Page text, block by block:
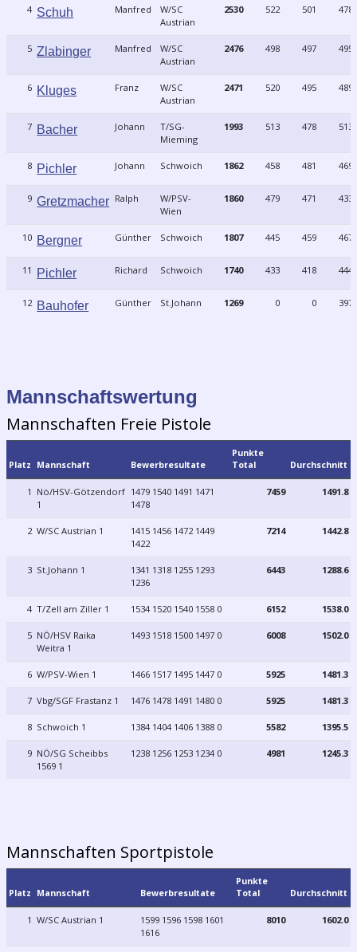
4 Schuh Manfred
W/SC
Austrian
2530 522 501 478
5 Zlabinger Manfred
W/SC
Austrian
2476 498 497 495
6 Kluges Franz
W/SC
Austrian
2471 520 495 489
7 Bacher Johann
T/SG-
Mieming
1993 513 478 513
8 Pichler Johann Schwoich 1862 458 481 469
9 Gretzmacher Ralph
W/PSV-
Wien
1860 479 471 433
10 Bergner Günther Schwoich 1807 445 459 467
11 Pichler Richard Schwoich 1740 433 418 444
12 Bauhofer Günther St.Johann 1269 0 0 397
Mannschaftswertung
Mannschaften Freie Pistole
Platz Mannschaft Bewerbresultate
Punkte
Total
Durchschnitt
1 Nö/HSV-Götzendorf
1
1479 1540 1491 1471
1478
7459 1491.8
2 W/SC Austrian 1
1415 1456 1472 1449
1422
7214 1442.8
3 St.Johann 1
1341 1318 1255 1293
1236
6443 1288.6
4 T/Zell am Ziller 1 1534 1520 1540 1558 0 6152 1538.0
5 NÖ/HSV Raika
Weitra 1
1493 1518 1500 1497 0 6008 1502.0
6 W/PSV-Wien 1 1466 1517 1495 1447 0 5925 1481.3
7 Vbg/SGF Frastanz 1 1476 1478 1491 1480 0 5925 1481.3
8 Schwoich 1 1384 1404 1406 1388 0 5582 1395.5
9 NÖ/SG Scheibbs
1569 1
1238 1256 1253 1234 0 4981 1245.3
Mannschaften Sportpistole
Platz Mannschaft Bewerbresultate
Punkte
Total
Durchschnitt
1 W/SC Austrian 1
1599 1596 1598 1601
1616
8010 1602.0